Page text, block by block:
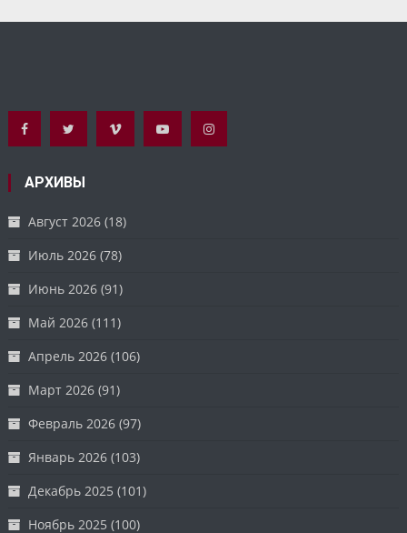
АРХИВЫ
Август 2026 (18)
Июль 2026 (78)
Июнь 2026 (91)
Май 2026 (111)
Апрель 2026 (106)
Март 2026 (91)
Февраль 2026 (97)
Январь 2026 (103)
Декабрь 2025 (101)
Ноябрь 2025 (100)